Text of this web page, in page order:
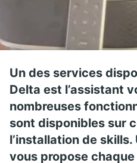
Un des services
Delta est l’assistant
nombreuses
sont disponibles sur
l’installation de
vous propose